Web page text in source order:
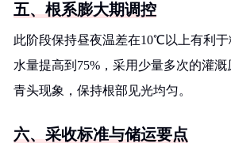
五、根系膨大期调控
此阶段保持昼夜温差在10℃以上有利
水量提高到75%，采用少量多次的灌
青头现象，保持根部见光均匀。
六、采收标准与储运要点